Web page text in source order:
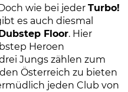
wie bei jederTurbo!
es auch diesmal
Dubstep Floor. Hier
Heroen
Jungs zählen zum
Österreich zu bieten
jeden Club von